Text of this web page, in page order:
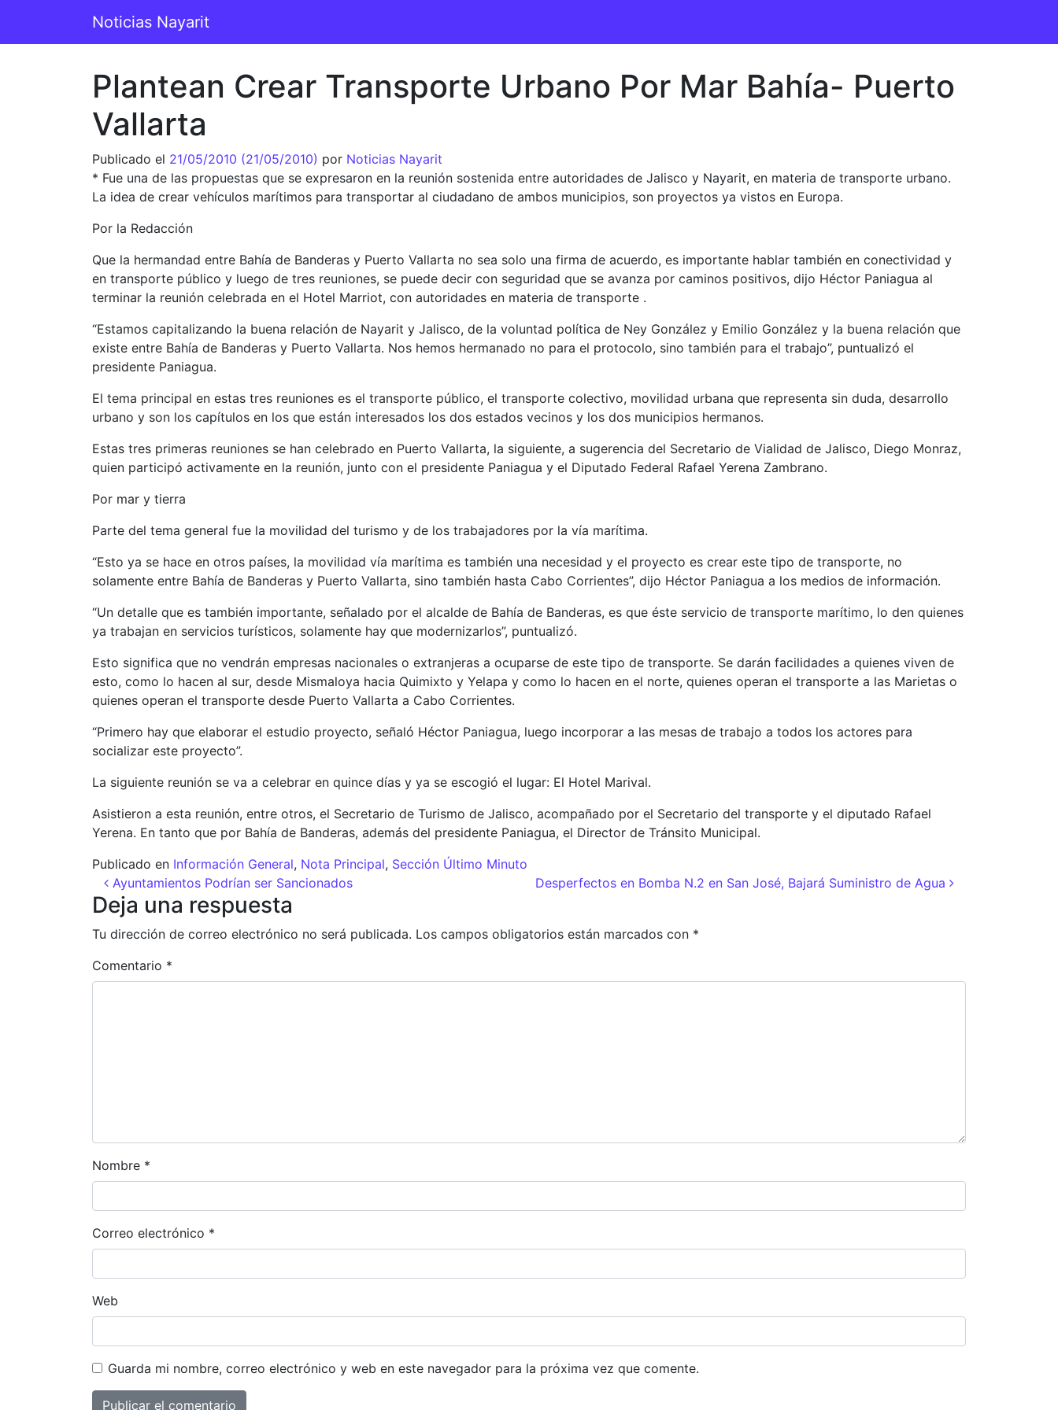
Navegación principal
Noticias Nayarit
Plantean Crear Transporte Urbano Por Mar Bahía- Puerto
Vallarta
Publicado el 21/05/2010 (21/05/2010) por Noticias Nayarit
* Fue una de las propuestas que se expresaron en la reunión sostenida entre autoridades de Jalisco y Nayarit, en materia de transporte urbano.
La idea de crear vehículos marítimos para transportar al ciudadano de ambos municipios, son proyectos ya vistos en Europa.
Por la Redacción
Que la hermandad entre Bahía de Banderas y Puerto Vallarta no sea solo una firma de acuerdo, es importante hablar también en conectividad y
en transporte público y luego de tres reuniones, se puede decir con seguridad que se avanza por caminos positivos, dijo Héctor Paniagua al
terminar la reunión celebrada en el Hotel Marriot, con autoridades en materia de transporte .
“Estamos capitalizando la buena relación de Nayarit y Jalisco, de la voluntad política de Ney González y Emilio González y la buena relación que
existe entre Bahía de Banderas y Puerto Vallarta. Nos hemos hermanado no para el protocolo, sino también para el trabajo”, puntualizó el
presidente Paniagua.
El tema principal en estas tres reuniones es el transporte público, el transporte colectivo, movilidad urbana que representa sin duda, desarrollo
urbano y son los capítulos en los que están interesados los dos estados vecinos y los dos municipios hermanos.
Estas tres primeras reuniones se han celebrado en Puerto Vallarta, la siguiente, a sugerencia del Secretario de Vialidad de Jalisco, Diego Monraz,
quien participó activamente en la reunión, junto con el presidente Paniagua y el Diputado Federal Rafael Yerena Zambrano.
Por mar y tierra
Parte del tema general fue la movilidad del turismo y de los trabajadores por la vía marítima.
“Esto ya se hace en otros países, la movilidad vía marítima es también una necesidad y el proyecto es crear este tipo de transporte, no
solamente entre Bahía de Banderas y Puerto Vallarta, sino también hasta Cabo Corrientes”, dijo Héctor Paniagua a los medios de información.
“Un detalle que es también importante, señalado por el alcalde de Bahía de Banderas, es que éste servicio de transporte marítimo, lo den quienes
ya trabajan en servicios turísticos, solamente hay que modernizarlos”, puntualizó.
Esto significa que no vendrán empresas nacionales o extranjeras a ocuparse de este tipo de transporte. Se darán facilidades a quienes viven de
esto, como lo hacen al sur, desde Mismaloya hacia Quimixto y Yelapa y como lo hacen en el norte, quienes operan el transporte a las Marietas o
quienes operan el transporte desde Puerto Vallarta a Cabo Corrientes.
“Primero hay que elaborar el estudio proyecto, señaló Héctor Paniagua, luego incorporar a las mesas de trabajo a todos los actores para
socializar este proyecto”.
La siguiente reunión se va a celebrar en quince días y ya se escogió el lugar: El Hotel Marival.
Asistieron a esta reunión, entre otros, el Secretario de Turismo de Jalisco, acompañado por el Secretario del transporte y el diputado Rafael
Yerena. En tanto que por Bahía de Banderas, además del presidente Paniagua, el Director de Tránsito Municipal.
Publicado en Información General, Nota Principal, Sección Último Minuto
Navegación de entradas
Ayuntamientos Podrían ser Sancionados Desperfectos en Bomba N.2 en San José, Bajará Suministro de Agua
Deja una respuesta
Tu dirección de correo electrónico no será publicada. Los campos obligatorios están marcados con *
Comentario *
Nombre *
Correo electrónico *
Web
Guarda mi nombre, correo electrónico y web en este navegador para la próxima vez que comente.